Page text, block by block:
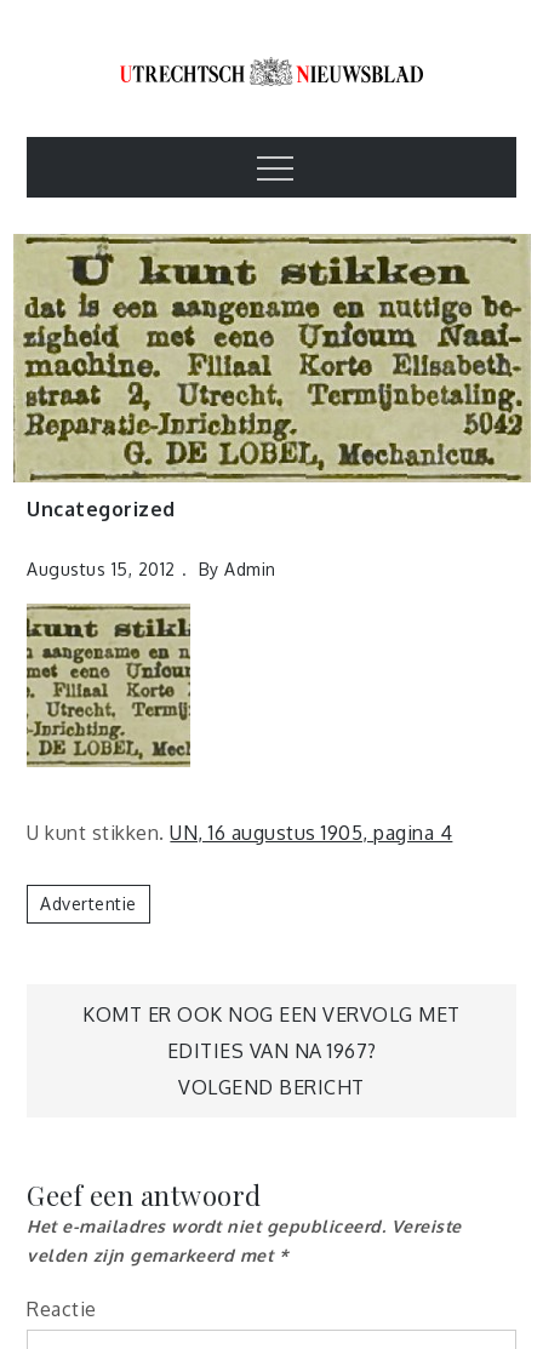
Utrechtsch
Nieuwsblad
1893-1967
Menu
Uncategorized
Augustus 15, 2012 ByAdmin
U kunt stikken.UN, 16 augustus 1905, pagina 4
Advertentie
Berichtnavigatie
KOMT ER OOK NOG EEN VERVOLG MET
EDITIES VAN NA 1967?
VOLGEND BERICHT
Geef een antwoord
Het e-mailadres wordt niet gepubliceerd. Vereiste
velden zijn gemarkeerd met *
Reactie